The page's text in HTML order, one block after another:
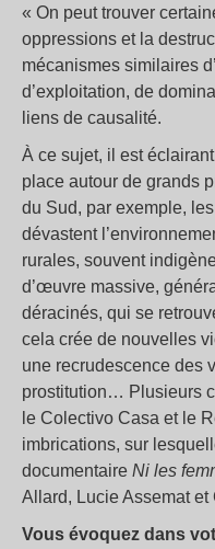
« On peut trouver
oppressions et la
mécanismes similaires
d’exploitation, de
liens de causalité.
À ce sujet, il est
place autour de grands
du Sud, par exemple,
dévastent
rurales, souvent
d’œuvre massive,
déracinés, qui se
cela crée de nouvelles
une recrudescence des
prostitution… Plusieurs
le Colectivo Casa et le
imbrications, sur
documentaire Ni les
Allard, Lucie Assemat
Vous évoquez dans